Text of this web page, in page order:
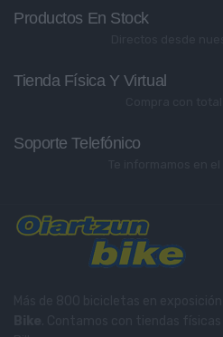
Productos En Stock
Tienda Física Y Virtual
Soporte Telefónico